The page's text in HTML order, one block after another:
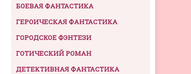
БОЕВАЯ ФАНТАСТИКА
ГЕРОИЧЕСКАЯ ФАНТАСТИКА
ГОРОДСКОЕ ФЭНТЕЗИ
ГОТИЧЕСКИЙ РОМАН
ДЕТЕКТИВНАЯ ФАНТАСТИКА